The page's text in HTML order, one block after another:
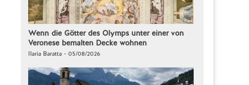
Wenn die Götter des Olymps unter einer von
Veronese bemalten Decke wohnen
Ilaria Baratta - 05/08/2026